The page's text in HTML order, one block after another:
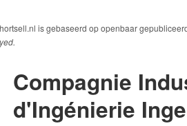
is gebaseerd op openbaar
Compagnie
d'Ingénierie